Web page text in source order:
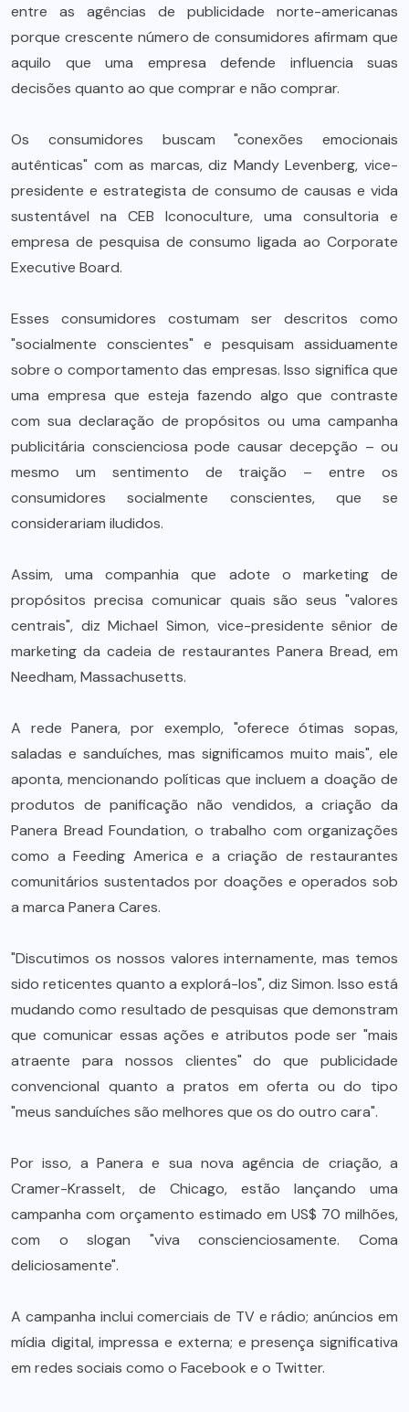
entre as agências de publicidade norte-americanas
porque crescente número de consumidores afirmam que
aquilo que uma empresa defende influencia suas
decisões quanto ao que comprar e não comprar.
Os consumidores buscam "conexões emocionais
autênticas" com as marcas, diz Mandy Levenberg, vice-
presidente e estrategista de consumo de causas e vida
sustentável na CEB Iconoculture, uma consultoria e
empresa de pesquisa de consumo ligada ao Corporate
Executive Board.
Esses consumidores costumam ser descritos como
"socialmente conscientes" e pesquisam assiduamente
sobre o comportamento das empresas. Isso significa que
uma empresa que esteja fazendo algo que contraste
com sua declaração de propósitos ou uma campanha
publicitária conscienciosa pode causar decepção – ou
mesmo um sentimento de traição – entre os
consumidores socialmente conscientes, que se
considerariam iludidos.
Assim, uma companhia que adote o marketing de
propósitos precisa comunicar quais são seus "valores
centrais", diz Michael Simon, vice-presidente sênior de
marketing da cadeia de restaurantes Panera Bread, em
Needham, Massachusetts.
A rede Panera, por exemplo, "oferece ótimas sopas,
saladas e sanduíches, mas significamos muito mais", ele
aponta, mencionando políticas que incluem a doação de
produtos de panificação não vendidos, a criação da
Panera Bread Foundation, o trabalho com organizações
como a Feeding America e a criação de restaurantes
comunitários sustentados por doações e operados sob
a marca Panera Cares.
"Discutimos os nossos valores internamente, mas temos
sido reticentes quanto a explorá-los", diz Simon. Isso está
mudando como resultado de pesquisas que demonstram
que comunicar essas ações e atributos pode ser "mais
atraente para nossos clientes" do que publicidade
convencional quanto a pratos em oferta ou do tipo
"meus sanduíches são melhores que os do outro cara".
Por isso, a Panera e sua nova agência de criação, a
Cramer-Krasselt, de Chicago, estão lançando uma
campanha com orçamento estimado em US$ 70 milhões,
com o slogan "viva conscienciosamente. Coma
deliciosamente".
A campanha inclui comerciais de TV e rádio; anúncios em
mídia digital, impressa e externa; e presença significativa
em redes sociais como o Facebook e o Twitter.